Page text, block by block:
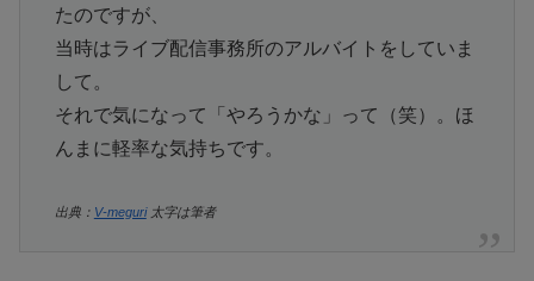
たのですが、
当時はライブ配信事務所のアルバイトをしていま
して。
それで気になって「やろうかな」って（笑）。ほ
んまに軽率な気持ちです。
出典： V-meguri太字は筆者